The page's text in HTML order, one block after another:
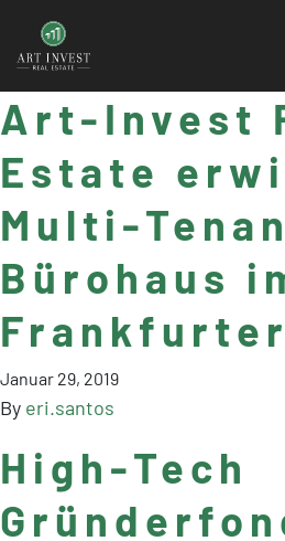
Art-Invest
Estate
Multi-
Bürohaus
Januar 29, 2019
By eri.santos
High-Tech